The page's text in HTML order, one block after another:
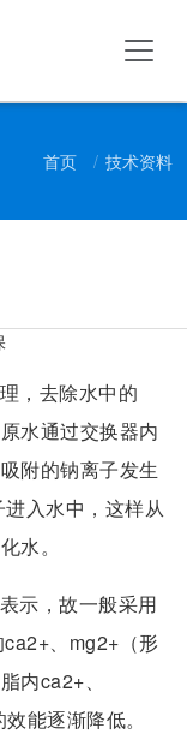
首页 技术资料
，去除水中的
水通过交换器内
附的钠离子发生
入水中，这样从
水。
示，故一般采用
、mg2+（形
内ca2+、
能逐渐降低。